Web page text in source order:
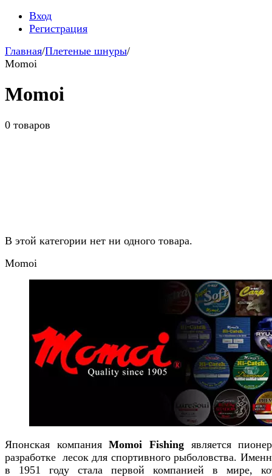
Вход
Регистрация
Главная/Плетеные шнуры/
Momoi
Momoi
0 товаров
В этой категории нет ни одного товара.
Momoi
Японская компанияMomoi Fishing является
разработке лесок для спортивного рыболовства.
в 1951 году стала первой компанией в мире,